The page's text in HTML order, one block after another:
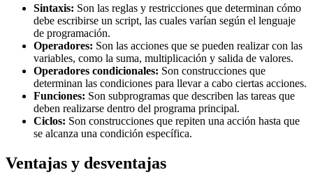
Sintaxis: Son las reglas y restricciones que determinan cómo
debe escribirse un script, las cuales varían según el lenguaje
de programación.
Operadores: Son las acciones que se pueden realizar con las
variables, como la suma, multiplicación y salida de valores.
Operadores condicionales: Son construcciones que
determinan las condiciones para llevar a cabo ciertas acciones.
Funciones: Son subprogramas que describen las tareas que
deben realizarse dentro del programa principal.
Ciclos: Son construcciones que repiten una acción hasta que
se alcanza una condición específica.
Ventajas y desventajas